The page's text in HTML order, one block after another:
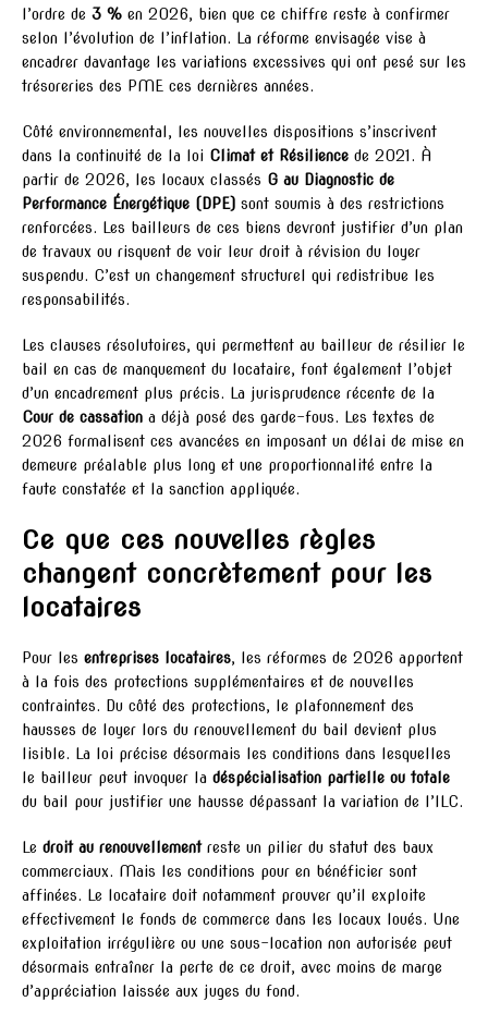
l’ordre de 3 % en 2026, bien que ce chiffre reste à confirmer
selon l’évolution de l’inflation. La réforme envisagée vise à
encadrer davantage les variations excessives qui ont pesé sur les
trésoreries des PME ces dernières années.
Côté environnemental, les nouvelles dispositions s’inscrivent
dans la continuité de la loi Climat et Résilience de 2021. À
partir de 2026, les locaux classés G au Diagnostic de
Performance Énergétique (DPE) sont soumis à des restrictions
renforcées. Les bailleurs de ces biens devront justifier d’un plan
de travaux ou risquent de voir leur droit à révision du loyer
suspendu. C’est un changement structurel qui redistribue les
responsabilités.
Les clauses résolutoires, qui permettent au bailleur de résilier le
bail en cas de manquement du locataire, font également l’objet
d’un encadrement plus précis. La jurisprudence récente de la
Cour de cassation a déjà posé des garde-fous. Les textes de
2026 formalisent ces avancées en imposant un délai de mise en
demeure préalable plus long et une proportionnalité entre la
faute constatée et la sanction appliquée.
Ce que ces nouvelles règles
changent concrètement pour les
locataires
Pour les entreprises locataires, les réformes de 2026 apportent
à la fois des protections supplémentaires et de nouvelles
contraintes. Du côté des protections, le plafonnement des
hausses de loyer lors du renouvellement du bail devient plus
lisible. La loi précise désormais les conditions dans lesquelles
le bailleur peut invoquer la déspécialisation partielle ou totale
du bail pour justifier une hausse dépassant la variation de l’ILC.
Le droit au renouvellementreste un pilier du statut des baux
commerciaux. Mais les conditions pour en bénéficier sont
affinées. Le locataire doit notamment prouver qu’il exploite
effectivement le fonds de commerce dans les locaux loués. Une
exploitation irrégulière ou une sous-location non autorisée peut
désormais entraîner la perte de ce droit, avec moins de marge
d’appréciation laissée aux juges du fond.